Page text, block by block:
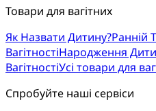
Товари для вагітних
Як Назвати Дитину?Ранній
ВагітностіНародження
ВагітностіУсі товари для
Спробуйте наші сервіси